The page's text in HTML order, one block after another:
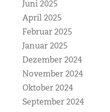
Juni 2025
April 2025
Februar 2025
Januar 2025
Dezember 2024
November 2024
Oktober 2024
September 2024